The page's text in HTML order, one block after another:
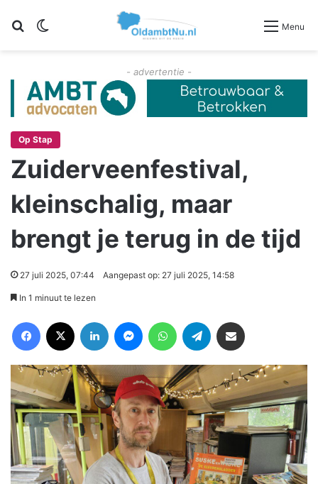
Zoeken Menu
- advertentie -
Op Stap
Zuiderveenfestival,
kleinschalig, maar
brengt je terug in de tijd
27 juli 2025, 07:44 Aangepast op: 27 juli 2025, 14:58
In 1 minuut te lezen